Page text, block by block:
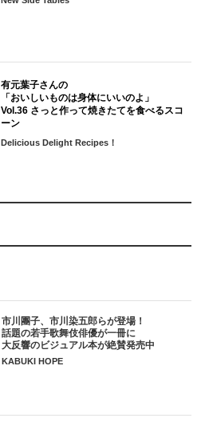
市川團子、市川染五郎らが登場！
話題の若手歌舞伎俳優が一冊に
大反響のビジュアル本が絶賛発売中
KABUKI HOPE
有元葉子さんの
「おいしいものは身体にいいのよ」
Vol.36 さっと作って焼きたてを食べるスコ
ーン
Delicious Delight Recipes！